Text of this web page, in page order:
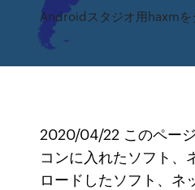
Androidスタジオ用haxmを
2020/04/22 このペー
コンに入れたソフト、
ロードしたソフト、ネ